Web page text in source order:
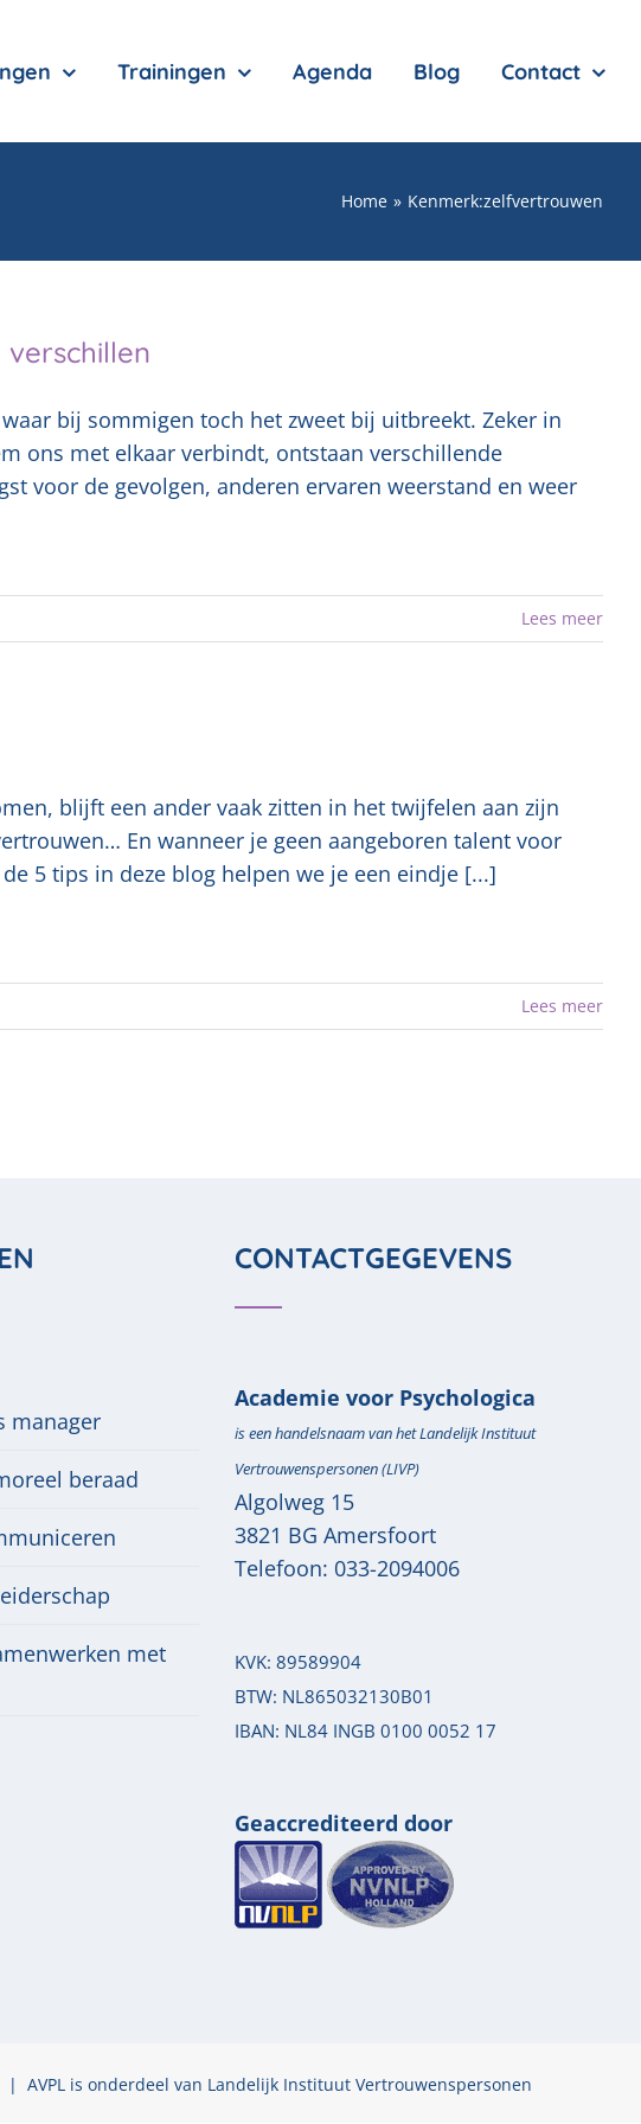
Trainingen Agenda Blog Contact
Home Kenmerk:zelfvertrouwen
bij sommigen toch het zweet bij uitbreekt. Zeker in
ons met elkaar verbindt, ontstaan verschillende
voor de gevolgen, anderen ervaren weerstand en weer
Lees meer
blijft een ander vaak zitten in het twijfelen aan zijn
En wanneer je geen aangeboren talent voor
5 tips in deze blog helpen we je een eindje [...]
Lees meer
manager
beraad
met
CONTACTGEGEVENS
Academie voor Psychologica
is een handelsnaam van het Landelijk Instituut
Vertrouwenspersonen (LIVP)
Algolweg 15
3821 BG Amersfoort
Telefoon: 033-2094006
KVK: 89589904
BTW: NL865032130B01
IBAN: NL84 INGB 0100 0052 17
Geaccrediteerd door
AVPL is onderdeel van Landelijk Instituut Vertrouwenspersonen